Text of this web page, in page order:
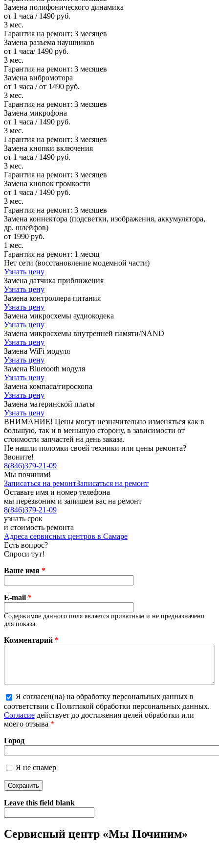
Замена полифонического динамика
от 1 часа / 1490 руб.
3 мес.
Гарантия на ремонт: 3 месяцев
Замена разъема наушников
от 1 часа/ 1490 руб.
3 мес.
Гарантия на ремонт: 3 месяцев
Замена вибромотора
от 1 часа / от 1490 руб.
3 мес.
Гарантия на ремонт: 3 месяцев
Замена микрофона
от 1 часа / 1490 руб.
3 мес.
Гарантия на ремонт: 3 месяцев
Замена кнопки включения
от 1 часа / 1490 руб.
3 мес.
Гарантия на ремонт: 3 месяцев
Замена кнопок громкости
от 1 часа / 1490 руб.
3 мес.
Гарантия на ремонт: 3 месяцев
Замена коннектора (подсветки, изображения, аккумулятора,
др. шлейфов)
от 1990 руб.
1 мес.
Гарантия на ремонт: 1 месяц
Нет сети (восстановление модемной части)
Узнать цену
Замена датчика приближения
Узнать цену
Замена контроллера питания
Узнать цену
Замена микросхемы аудиокодека
Узнать цену
Замена микросхемы внутренней памяти/NAND
Узнать цену
Замена WiFi модуля
Узнать цену
Замена Bluetooth модуля
Узнать цену
Замена компаса/гироскопа
Узнать цену
Замена материнской платы
Узнать цену
ВНИМАНИЕ! Цены могут незначительно изменяться как в
большую, так и в меньшую сторону, в зависимости от
стоимости запчастей на день заказа.
Не нашли поломки своей техники или цены ремонта?
Звоните!
8(846)379-21-09
Мы починим!
Записаться на ремонтЗаписаться на ремонт
Оставьте имя и номер телефона
мы перезвоним и запишем вас на ремонт
8(846)379-21-09
узнать срок
и стоимость ремонта
Адреса сервисных центров в Самаре
Есть вопрос?
Спроси тут!
Ваше имя *
E-mail *
Содержимое данного поля является приватным и не предназначено
для показа.
Комментарий *
Более подробная информация о текстовых форматах
Я согласен(на) на обработку персональных данных в
соответствии с Политикой обработки персональных данных.
Согласие действует до достижения целей обработки или
моего отзыва *
Город
Я не спамер
Я спамер
Leave this field blank
Сервисный центр «Мы Починим»